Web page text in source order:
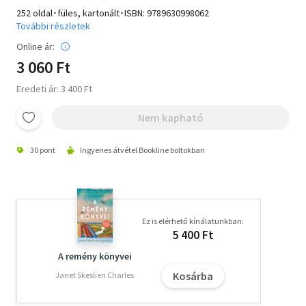
252 oldal･füles, kartonált･ISBN: 9789630998062
További részletek
Online ár:
3 060 Ft
Eredeti ár: 3 400 Ft
Nem kapható
30 pont Ingyenes átvétel Bookline boltokban
A remény könyvei
Janet Skeslien Charles
Ez is elérhető kínálatunkban:
5 400 Ft
Kosárba